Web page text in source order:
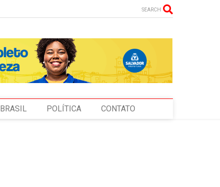
SEARCH
BRASIL POLÍTICA CONTATO